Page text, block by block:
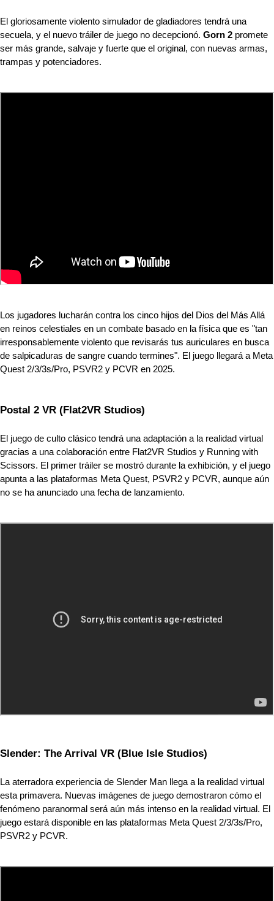
El gloriosamente violento simulador de gladiadores tendrá una
secuela, y el nuevo tráiler de juego no decepcionó. Gorn 2 promete
ser más grande, salvaje y fuerte que el original, con nuevas armas,
trampas y potenciadores.
Los jugadores lucharán contra los cinco hijos del Dios del Más Allá
en reinos celestiales en un combate basado en la física que es "tan
irresponsablemente violento que revisarás tus auriculares en busca
de salpicaduras de sangre cuando termines". El juego llegará a Meta
Quest 2/3/3s/Pro, PSVR2 y PCVR en 2025.
Postal 2 VR (Flat2VR Studios)
El juego de culto clásico tendrá una adaptación a la realidad virtual
gracias a una colaboración entre Flat2VR Studios y Running with
Scissors. El primer tráiler se mostró durante la exhibición, y el juego
apunta a las plataformas Meta Quest, PSVR2 y PCVR, aunque aún
no se ha anunciado una fecha de lanzamiento.
Slender: The Arrival VR (Blue Isle Studios)
La aterradora experiencia de Slender Man llega a la realidad virtual
esta primavera. Nuevas imágenes de juego demostraron cómo el
fenómeno paranormal será aún más intenso en la realidad virtual. El
juego estará disponible en las plataformas Meta Quest 2/3/3s/Pro,
PSVR2 y PCVR.